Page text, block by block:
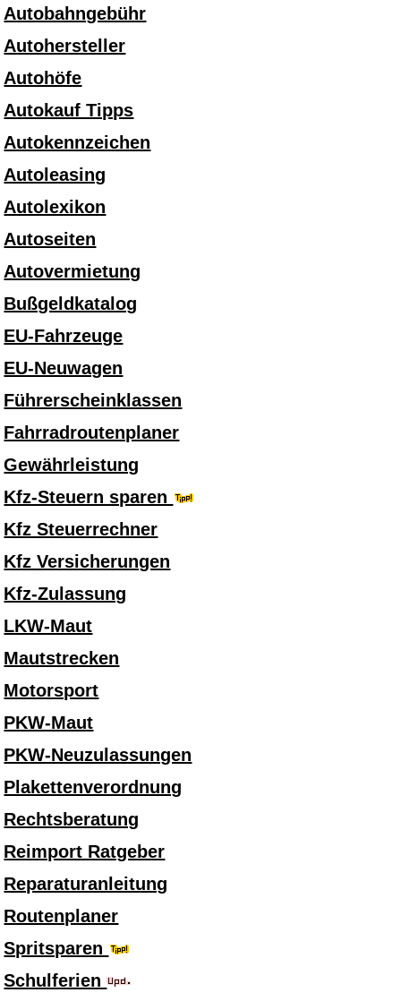
Autobahngebühr
Autohersteller
Autohöfe
Autokauf Tipps
Autokennzeichen
Autoleasing
Autolexikon
Autoseiten
Autovermietung
Bußgeldkatalog
EU-Fahrzeuge
EU-Neuwagen
Führerscheinklassen
Fahrradroutenplaner
Gewährleistung
Kfz-Steuern sparen
Kfz Steuerrechner
Kfz Versicherungen
Kfz-Zulassung
LKW-Maut
Mautstrecken
Motorsport
PKW-Maut
PKW-Neuzulassungen
Plakettenverordnung
Rechtsberatung
Reimport Ratgeber
Reparaturanleitung
Routenplaner
Spritsparen
Schulferien